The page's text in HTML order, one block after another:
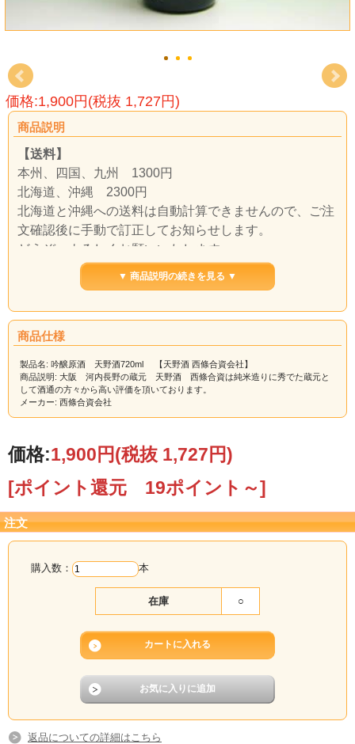
価格:1,900円(税抜 1,727円)
商品説明
【送料】
本州、四国、九州 1300円
北海道、沖縄 2300円
北海道と沖縄への送料は自動計算できませんので、ご注
文確認後に手動で訂正してお知らせします。
どうぞ、よろしくお願いいたします。
【醸造法】吟醸
【度数】18.0度以上19.0度未満
【原材料】米・米麹・醸造アルコール
【精米歩合】55％以下
掛け米 五百万石100％使用
【日本酒度】+4
【酸度】1.2
【製造者】西條合資会社
※2022年12月より瓶の形状、パッケージが変更になりました。
おります。
▼ 商品説明の続きを見る ▼
商品仕様
製品名: 吟醸原酒 天野酒720ml 【天野酒 西條合資会社】
商品説明: 大阪 河内長野の蔵元 天野酒 西條合資は純米造りに秀でた蔵元と
して酒通の方々から高い評価を頂いております。
メーカー: 西條合資会社
価格:1,900円(税抜 1,727円)
[ポイント還元 19ポイント～]
注文
購入数： 本
在庫 ○
返品についての詳細はこちら